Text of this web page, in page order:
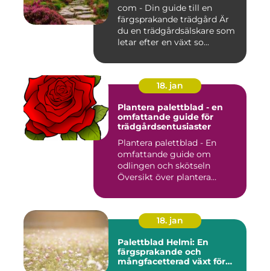
com - Din guide till en
färgsprakande trädgård Är
du en trädgårdsälskare som
letar efter en växt so...
18. jan
Plantera palettblad - en
omfattande guide för
trädgårdsentusiaster
Plantera palettblad - En
omfattande guide om
odlingen och skötseln
Översikt över plantera
18. jan
Palettblad Helmi: En
färgsprakande och
mångfacetterad växt för